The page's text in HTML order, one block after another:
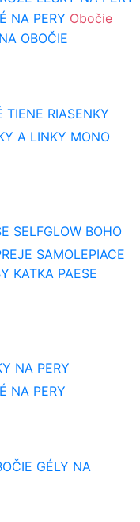
NA PERY Obočie
OBOČIE
TIENE RIASENKY
A LINKY MONO
SELFGLOW BOHO
SAMOLEPIACE
KATKA PAESE
NA PERY
NA PERY
GÉLY NA